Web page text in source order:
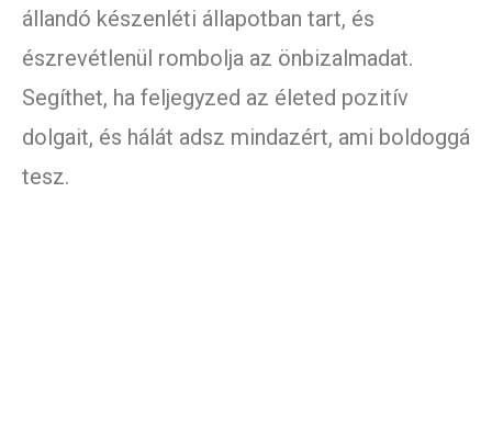
állandó készenléti állapotban tart, és
észrevétlenül rombolja az önbizalmadat.
Segíthet, ha feljegyzed az életed pozitív
dolgait, és hálát adsz mindazért, ami boldoggá
tesz.